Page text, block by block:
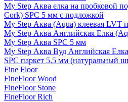
My Step Аква елка на пробковой
Cork) SPC 5 мм с подложкой
My Step Аква (Aqua) клеевая LVT
My Step Аква Английская Елка
My Step Аква SPC 5 мм
My Step Аква Вуд Английская
SPC паркет 5,5 мм (натуральный
Fine Floor
FineFloor Wood
FineFloor Stone
FineFloor Rich